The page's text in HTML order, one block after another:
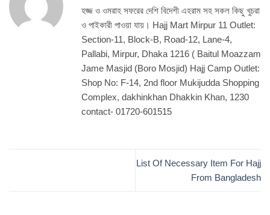
হজ্জ ও ওমরাহ সফরের দেশি বিদেশী এহরাম সহ সকল কিছু খুচরা
ও পাইকারী পাওয়া যায়। Hajj Mart Mirpur 11 Outlet:
Section-11, Block-B, Road-12, Lane-4,
Pallabi, Mirpur, Dhaka 1216 ( Baitul Moazzam
Jame Masjid (Boro Mosjid) Hajj Camp Outlet:
Shop No: F-14, 2nd floor Mukijudda Shopping
Complex, dakhinkhan Dhakkin Khan, 1230
contact- 01720-601515
List Of Necessary Item For Hajj
From Bangladesh